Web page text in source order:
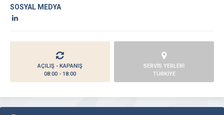
SOSYAL MEDYA
AÇILIŞ - KAPANIŞ
08:00 - 18:00
SERVİS YERLERİ
TÜRKİYE